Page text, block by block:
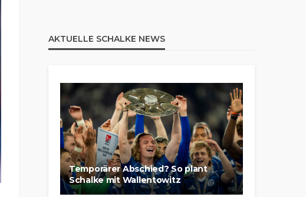
AKTUELLE SCHALKE NEWS
Temporärer Abschied? So plant
Schalke mit Wallentowitz